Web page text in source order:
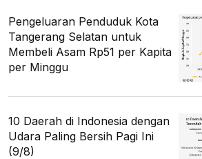
Pengeluaran Penduduk Kota
Tangerang Selatan untuk
Membeli Asam Rp51 per Kapita
per Minggu
10 Daerah di Indonesia dengan
Udara Paling Bersih Pagi Ini
(9/8)